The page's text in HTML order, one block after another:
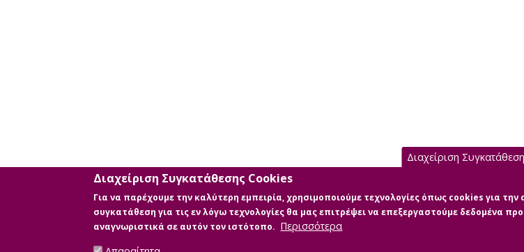
Διαχείριση
Διαχείριση Συγκατάθεσης Cookies
Για να παρέχουμε την καλύτερη εμπειρία, χρησιμοποιούμε τεχνολογίες όπως cookies για
συγκατάθεση για τις εν λόγω τεχνολογίες θα μας επιτρέψει να επεξεργαστούμε δεδομένα
αναγνωριστικά σε αυτόν τον ιστότοπο. Περισσότερα